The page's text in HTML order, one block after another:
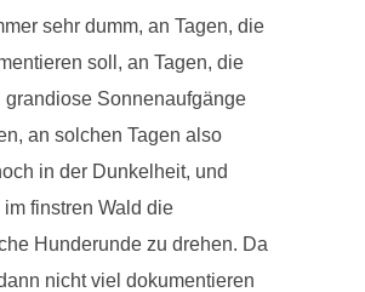
sehr dumm, an Tagen, die
soll, an Tagen, die
grandiose Sonnenaufgänge
an solchen Tagen also
in der Dunkelheit, und
im finstren Wald die
Hunderunde zu drehen. Da
nicht viel dokumentieren